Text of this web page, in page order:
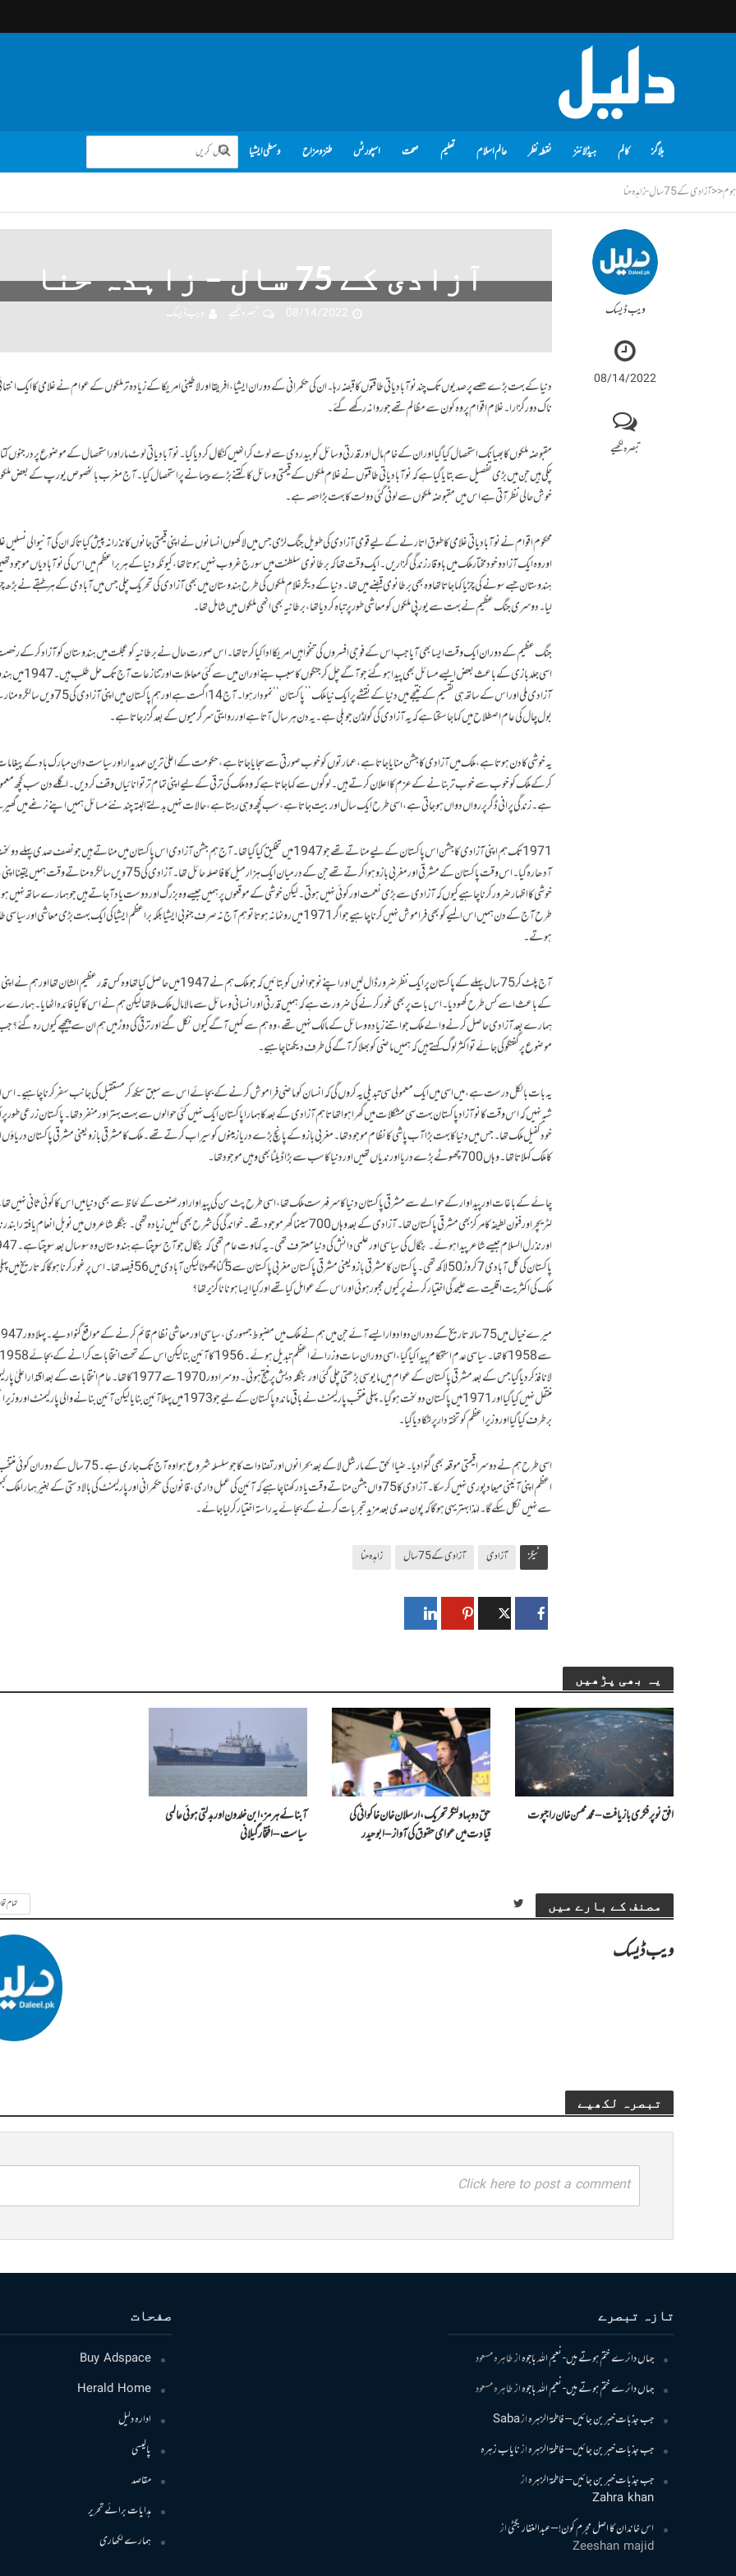
بلاگز کالم ہیڈلائنز نقطہ نظر عالم اسلام تعلیم صحت اسپورٹس طنز و مزاح وسطی ایشیا
ہوم<<آزادی کے 75 سال - زاہدہ حنا
ویب ڈیسک
08/14/2022
تبصرہ لکھیے
آزادی کے 75 سال – زاہدہ حنا
08/14/2022 تبصرہ لکھیے ویب ڈیسک
دنیا کے بہت بڑے حصے پر صدیوں تک چند نوآبادیاتی طاقتوں کا قبضہ رہا۔ ان کی حکمرانی کے دوران ایشیا، افریقا اور لاطینی امریکا کے زیادہ تر ملکوں کے عوام نے غلامی کا ایک
ناک دور گزارا۔ غلام اقوام پر وہ کون سے مظالم تھے جو روا نہ رکھے گئے۔
مقبوضہ ملکوں کا بھیانک استحصال کیا گیا اور ان کے خام مال اور قدرتی وسائل کو بیدردی سے لوٹ کر انھیں کنگال کر دیا گیا۔ نوآبادیاتی لوٹ مار اور استحصال کے موضوع پر درجنوں
چکی ہیں جن میں بڑی تفصیل سے بتایا گیا ہے کہ نو آبادیاتی طاقتوں نے غلام ملکوں کے قیمتی وسائل کا کتنے بڑے پیمانے پر استحصال کیا۔ آج مغرب بالخصوص یورپ کے بعض
خوش حالی نظر آتی ہے اس میں مقبوضہ ملکوں سے لوٹی گئی دولت کا بہت بڑا حصہ ہے۔
محکوم اقوام نے نوآبادیاتی غلامی کا طوق اتارنے کے لیے قومی آزادی کی طویل جنگ لڑی جس میں لاکھوں انسانوں نے اپنی قیمتی جانوں کا نذرانہ پیش کیا تاکہ ان کی آنیوالی نسلیں
اور وہ ایک آزاد و خودمختار ملک میں باوقار زندگی گزاریں۔ ایک وقت تھا کہ برطانوی سلطنت میں سورج غروب نہیں ہوتا تھا، کیونکہ دنیا کے ہر براعظم میں اس کی نو آبادیاں موجود
ہندوستان جسے سونے کی چڑیا کہا جاتا تھا وہ بھی برطانوی قبضے میں تھا۔ دنیا کے دیگر غلام ملکوں کی طرح ہندوستان میں بھی آزادی کی تحریک چلی جس میں آبادی کے ہر طبقے نے بڑھ
لیا۔ دوسری جنگ عظیم نے بہت سے یورپی ملکوں کو معاشی طور پر تباہ کردیا تھا، برطانیہ بھی انھی ملکوں میں شامل تھا۔
جنگ عظیم کے دوران ایک وقت ایسا بھی آیا جب اس کے فوجی افسروں کی تنخواہیں امریکا ادا کیا کرتا تھا۔ اس صورت حال نے برطانیہ کو عجلت میں ہندوستان کو آزاد کرکے
اسی جلد بازی کے باعث بعض ایسے مسائل بھی پیدا ہوگئے جو آگے
آزادی ملی اور اس کے ساتھ ہی تقسیم کے نتیجے میں دنیا کے نقشے پر ایک نیا ملک ’’پاکستان‘‘ نمودار ہوا۔ آج 14
بول چال کی عام اصطلاح میں کہا جاسکتا ہے کہ یہ آزادی کی گولڈن جوبلی ہے۔ یہ دن ہر سال آتا ہے اور روایتی سرگرمیوں کے بعد گزر جاتا ہے۔
یہ خوشی کا دن ہوتا ہے، ملک میں آزادی کا جشن منایا جاتا ہے، عمارتوں کو خوب صورتی سے سجایا جاتا ہے، حکومت کے اعلیٰ ترین عہدیدار اور سیاست دان مبارک باد کے
کرکے ملک کو خوب سے خوب تر بنانے کے عزم کا اعلان کرتے ہیں۔ لوگوں سے کہا جاتا ہے کہ وہ ملک کی ترقی کے لیے اپنی تمام تر توانائیاں وقف کردیں۔ اگلے دن سب کچھ
ہے۔ زندگی پرانی ڈگر پر رواں دواں ہو جاتی ہے، اسی طرح ایک سال اور بیت جاتا ہے، سب کچھ وہی رہتا ہے، حالات نہیں بدلتے البتہ چند نئے مسائل ہمیں اپنے نرغے میں گھیر
1971 تک ہم اپنی آزادی کا جشن اس پاکستان کے لیے مناتے تھے جو 1947 میں تخلیق کیا گیا تھا۔ آج ہم جشن آزادی اس پاکستان میں مناتے ہیں جو نصف صدی
آدھا رہ گیا۔ اس وقت پاکستان کے مشرقی اور مغربی بازو ہوا کرتے تھے جن کے درمیان ایک ہزار میل کا فاصلہ حائل تھا۔ آزادی کی 75 ویں سالگرہ
خوشی کا اظہار ضرور کرنا چاہیے کیوں کہ آزادی سے بڑی نعمت اور کوئی نہیں ہوتی۔ لیکن خوشی کے موقعوں پر ہمیں جیسے وہ بزرگ اور دوست یاد آجاتے ہیں جو ہمارے ساتھ
طرح آج کے دن ہمیں اس المیے کو بھی فراموش نہیں کرنا چاہیے جو اگر 1971 میں رونما نہ ہوتا تو ہم آج نہ صرف جنوبی ایشیا بلکہ براعظم ایشیا کی ایک بہت بڑی معاشی اور
ہوتے۔
آج پلٹ کر 75 سال پہلے کے پاکستان پر ایک نظر ضرور ڈال لیں اور اپنے نوجوانوں کو بتائیں کہ جو ملک ہم نے 1947 میں حاصل کیا تھا وہ کس قدر عظیم الشان
کے باعث اسے کس طرح کھو دیا۔ اس بات پر بھی غور کرنے کی ضرورت ہے کہ ہمیں قدرتی اور انسانی وسائل سے مالا مال ملک ملا تھا لیکن ہم نے اس کا کیا فائدہ اٹھایا۔ ہمارے
ہمارے بعد آزادی حاصل کرنے والے ملک جو اتنے زیادہ وسائل کے مالک نہیں تھے، وہ ہم سے کہیں آگے کیوں نکل گئے اور ترقی کی دوڑ میں ہم ان سے پیچھے کیوں رہ گئے؟
موضوع پر گفتگو کی جائے تو اکثر لوگ کہتے ہیں کہ ہمیں ماضی کو بھلا کر آگے کی طرف دیکھنا چاہیے۔
یہ بات بالکل درست ہے، میں اسی میں ایک معمولی سی تبدیلی یہ کروں گی کہ انسان کو ماضی فراموش کرنے کے بجائے اس سے سبق سیکھ کر مستقبل کی جانب سفر کرنا چاہیے۔ اس
شبہ نہیں کہ اس وقت کا نوآزاد پاکستان بہت سی مشکلات میں گھرا ہوا تھا تاہم آزادی کے بعد کا ہمارا پاکستان ایک نہیں کئی حوالوں سے بہت بہتر اور منفرد تھا۔ پاکستان زرعی طور
خودکفیل ملک تھا۔ جس میں دنیا کا بہت بڑا آب پاشی کا نظام موجود تھا۔ مغربی بازو کے پانچ بڑے دریا زمینوں کو سیراب کرتے تھے۔ ملک کا مشرقی بازو یعنی مشرقی پاکستان
کا ملک کہلاتا تھا۔ وہاں 700 چھوٹے بڑے دریا اور ندیاں تھیں اور دنیا کا سب سے بڑا ڈیلٹا بھی وہیں موجود تھا۔
چائے کے باغات اور پیداوار کے حوالے سے مشرقی پاکستان دنیا کا سرفہرست ملک تھا، اسی طرح پٹ سن کی پیداوار اور صنعت کے لحاظ سے بھی دنیا میں اس کا کوئی ثانی نہیں
لٹریچر اور فنون لطیفہ کا مرکز بھی مشرقی پاکستان تھا۔ آزادی کے بعد وہاں 700سینما گھر موجود تھے۔ خواندگی کی شرح بھی کہیں زیادہ تھی۔ بنگلہ شاعروں میں نوبل انعام یافتہ
پاکستان کی کل آبادی 7 کروڑ 50 لاکھ تھی۔ پاکستان کا مشرقی بازو یعنی مشرقی پاکستان مغربی پاکستان سے 5 گنا چھوٹا لیکن آبادی میں 56 فیصد تھا۔ اس
ملک کی اکثریت اقلیت سے علیحدگی اختیار کرنے پر کیوں مجبور ہوئی اور اس کے عوامل کیا تھے اور کیا ایسا ہونا ناگزیر تھا؟
میرے خیال میں 75 سالہ تاریخ کے دوران دو ادوار ایسے آئے جن میں ہم نے ملک میں مضبوط جمہوری، سیاسی اور
لا نافذ کردیا گیا جس کے بعد مشرقی پاکستان کے عوام میں مایوسی بڑھتی چلی گئی اور بنگلہ دیش پر منتج ہوئی۔ دوسرا دور 1970 سے 1977 کا تھا۔ عام انتخابات
منتقل نہیں کیا گیا اور 1971 میں پاکستان دولخت ہو گیا۔ پہلی منتخب پارلیمنٹ نے باقی ماندہ پاکستان کے لیے جو 1973 میں پہلا آئین بنایا لیکن آئین بنانے والی
برطرف کیا گیا اور وزیر اعظم کو تختہ دار پر لٹکا دیا گیا۔
اسی طرح ہم نے دوسرا قیمتی موقعہ بھی گنوا دیا۔ ضیا الحق کے مارشل لا کے بعد بحرانوں اور تضادات کا جو سلسلہ شروع ہوا وہ آج تک جاری
اعظم اپنی آئینی میعاد پوری نہیں کرسکا۔ آزادی کا 75 واں جشن مناتے وقت یاد رکھنا چاہیے کہ آئین کی عمل داری، قانون کی حکمرانی اور پارلیمنٹ کی بالادستی کے بغیر ہمارا
سے نہیں نکل سکے گا۔ لہٰذا بہتر یہی ہوگا کہ پون صدی بعد مزید تجربات کرنے کے بجائے یہ راستہ اختیار کرلیا جائے۔
ٹیگز آزادی آزادی کے 75 سال زاہدہ حنا
یہ بھی پڑھیں
افق نو پر فکری بازیافت – محمد محسن خان راجپوت
حق دو بہاولنگر تحریک، ارسلان خان خاکوانی کی
قیادت میں عوامی حقوق کی آواز – ابو حیدر
آبنائے ہرمز، ابن خلدون اور بدلتی ہوئی عالمی
سیاست – افتخار گیلانی
مصنف کے بارے میں تمام
ویب ڈیسک
تبصرہ لکھیے
Click here to post a comment
صفحات
Buy Adspace
Herald Home
ادارہ دلیل
پالیسی
مقاصد
ہدایات برائے تحریر
ہمارے لکھاری
تازہ تبصرے
جہاں دائرے ختم ہوتے ہیں- نعیم اللہ باجوہازطاہرہ مسعود
جہاں دائرے ختم ہوتے ہیں- نعیم اللہ باجوہازطاہرہ مسعود
جب جذبات خبر بن جائیں – فاطمۃالزہرہازSaba
جب جذبات خبر بن جائیں – فاطمۃالزہرہازنایاب زہرہ
جب جذبات خبر بن جائیں – فاطمۃالزہرہاز
Zahra khan
اس خاندان کا اصل مجرم کون! – عبدالغفار بگٹیاز
Zeeshan majid